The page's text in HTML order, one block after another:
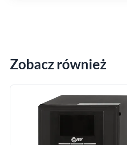
Zobacz również